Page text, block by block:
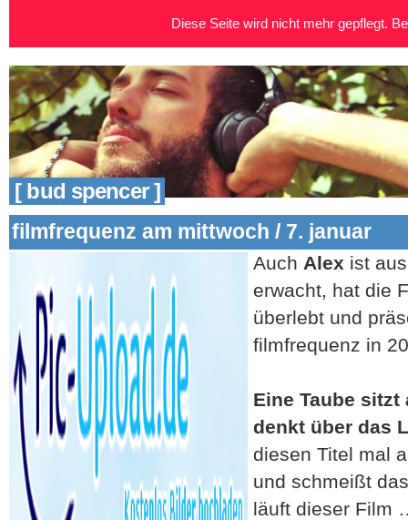
[ bud spencer ]
filmfrequenz am mittwoch / 7. januar
Auch Alex ist
erwacht, hat die
überlebt und
filmfrequenz in
Eine Taube
denkt über das
diesen Titel mal
und schmeißt
läuft dieser
Diese Seite wird nicht mehr gepflegt.